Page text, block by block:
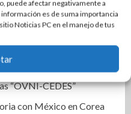
puede afectar negativamente a
es de suma importancia
Noticias PC en el manejo de tus
de Calidad en Salud
humanitario a los
social con
“OVNI-CEDES”
con México en Corea